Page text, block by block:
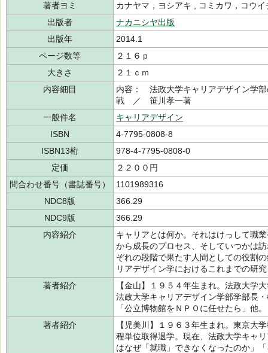
著者ヨミ
カナヤマ，ヨシアキ , コミカワ，コウ
出版者
ナカニシヤ出版
出版年
2014.1
ページ数等
２１６ｐ
大きさ
２１ｃｍ
内容細目
内容： 法政大学キャリアデザイン学
戦 ／ 笹川孝一著
一般件名
キャリアデザイン
ISBN
4-7795-0808-8
ISBN13桁
978-4-7795-0808-0
定価
２２００円
問合わせ番号（書誌番号）
1101989316
NDC8版
366.29
NDC9版
366.29
内容紹介
キャリアとは何か。それはけっして職
から成長のプロセス、そしていつかは
ぞれの段階で果たす人間としての役割
リアデザイン学におけるこれまでの研
著者紹介
【金山】１９５４年生まれ。法政大学
法政大学キャリアデザイン学部学部長
「公立博物館をＮＰＯに任せたら」他
著者紹介
【児美川】１９６３年生まれ。東京大
程単位取得退学。現在、法政大学キャ
はなぜ「就職」できなくなったのか」